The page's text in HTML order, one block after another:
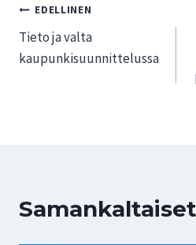
Artikkelien
selaus
EDELLINEN
Tieto ja valta
kaupunkisuunnittelussa